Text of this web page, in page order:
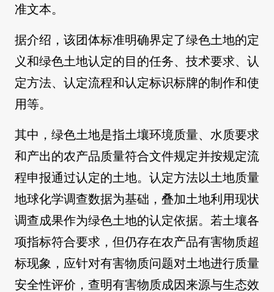
准文本。
据介绍，该团体标准明确界定了绿色土地的定
义和绿色土地认定的目的任务、技术要求、认
定方法、认定流程和认定标识标牌的制作和使
用等。
其中，绿色土地是指土壤环境质量、水质要求
和产出的农产品质量符合文件规定并按规定流
程申报通过认定的土地。认定方法以土地质量
地球化学调查数据为基础，叠加土地利用现状
调查成果作为绿色土地的认定依据。若土壤各
项指标符合要求，但仍存在农产品有害物质超
标现象，应针对有害物质问题对土地进行质量
安全性评价，查明有害物质成因来源与生态效